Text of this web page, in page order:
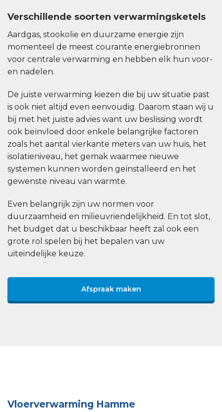
Verschillende soorten verwarmingsketels
Aardgas, stookolie en duurzame energie zijn
momenteel de meest courante energiebronnen
voor centrale verwarming en hebben elk hun voor-
en nadelen.
De juiste verwarming kiezen die bij uw situatie past
is ook niet altijd even eenvoudig. Daarom staan wij u
bij met het juiste advies want uw beslissing wordt
ook beïnvloed door enkele belangrijke factoren
zoals het aantal vierkante meters van uw huis, het
isolatieniveau, het gemak waarmee nieuwe
systemen kunnen worden geïnstalleerd en het
gewenste niveau van warmte.
Even belangrijk zijn uw normen voor
duurzaamheid en milieuvriendelijkheid. En tot slot,
het budget dat u beschikbaar heeft zal ook een
grote rol spelen bij het bepalen van uw
uiteindelijke keuze.
Afspraak maken
Vloerverwarming Hamme